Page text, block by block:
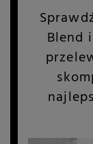
Blend